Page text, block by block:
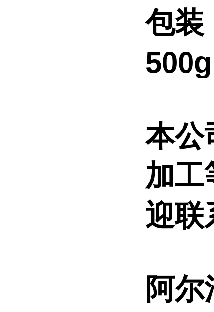
包装
本公
加工
迎联
阿